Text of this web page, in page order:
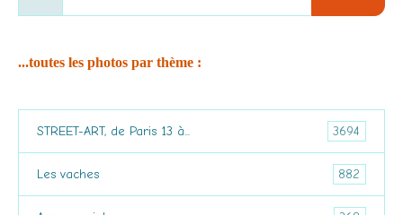
...toutes les photos par thème :
STREET-ART, de Paris 13 à... 3694
Les vaches 882